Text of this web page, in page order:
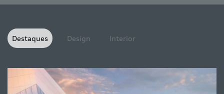
Destaques Design Interior